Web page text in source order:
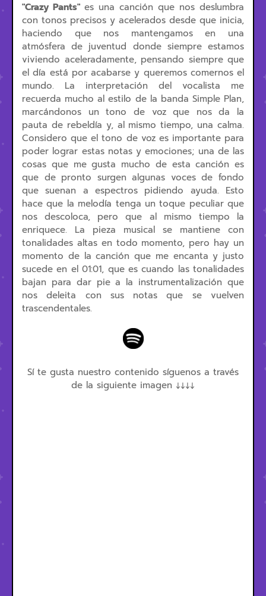
"Crazy Pants" es una canción que nos deslumbra
con tonos precisos y acelerados desde que inicia,
haciendo que nos mantengamos en una
atmósfera de juventud donde siempre estamos
viviendo aceleradamente, pensando siempre que
el día está por acabarse y queremos comernos el
mundo. La interpretación del vocalista me
recuerda mucho al estilo de la banda Simple Plan,
marcándonos un tono de voz que nos da la
pauta de rebeldía y, al mismo tiempo, una calma.
Considero que el tono de voz es importante para
poder lograr estas notas y emociones; una de las
cosas que me gusta mucho de esta canción es
que de pronto surgen algunas voces de fondo
que suenan a espectros pidiendo ayuda. Esto
hace que la melodía tenga un toque peculiar que
nos descoloca, pero que al mismo tiempo la
enriquece. La pieza musical se mantiene con
tonalidades altas en todo momento, pero hay un
momento de la canción que me encanta y justo
sucede en el 01:01, que es cuando las tonalidades
bajan para dar pie a la instrumentalización que
nos deleita con sus notas que se vuelven
trascendentales.
Sí te gusta nuestro contenido síguenos a través
de la siguiente imagen ↓↓↓↓